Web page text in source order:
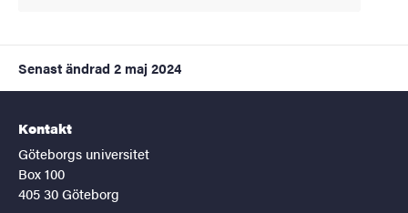
Senast ändrad 2 maj 2024
Kontakt
Göteborgs universitet
Box 100
405 30 Göteborg